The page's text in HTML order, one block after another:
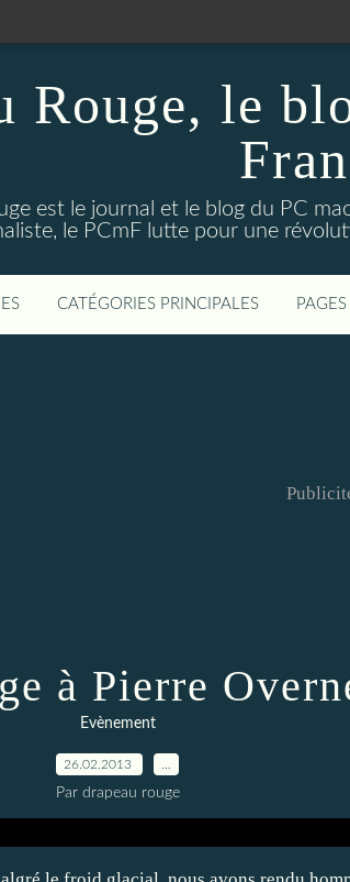
Rouge, le
est le journal et le blog du PC
le PCmF lutte pour une
CATÉGORIES PRINCIPALES PAGES
à Pierre
Evènement
26.02.2013
Par drapeau rouge